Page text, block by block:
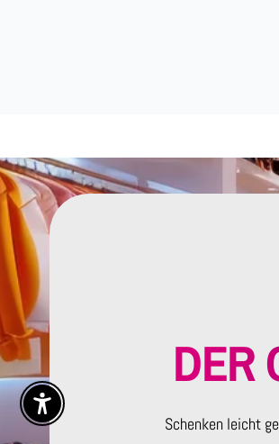
DER
Schenken leicht
Enable Accessibility